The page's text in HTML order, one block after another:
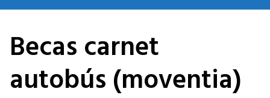
Saltar
contenido
Becas carnet
autobús (moventia)